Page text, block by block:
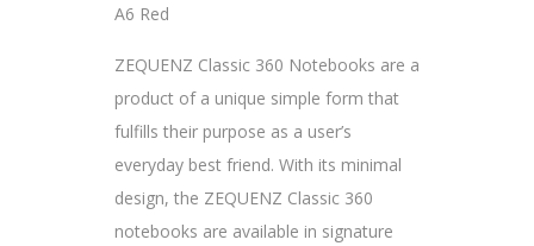
A6 Red
ZEQUENZ Classic 360 Notebooks are a
product of a unique simple form that
fulfills their purpose as a user’s
everyday best friend. With its minimal
design, the ZEQUENZ Classic 360
notebooks are available in signature